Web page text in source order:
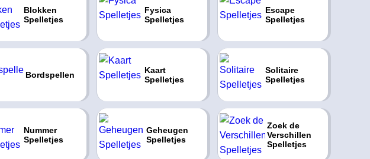
Blokken
Spelletjes
Fysica
Spelletjes
Escape
Spelletjes
Bordspellen
Kaart
Spelletjes
Solitaire
Spelletjes
Nummer
Spelletjes
Geheugen
Spelletjes
Zoek de
Verschillen
Spelletjes